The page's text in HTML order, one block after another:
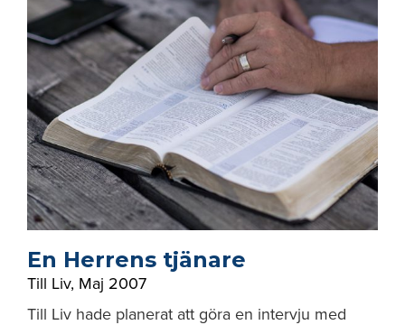
En Herrens tjänare
Till Liv, Maj 2007
Till Liv hade planerat att göra en intervju med